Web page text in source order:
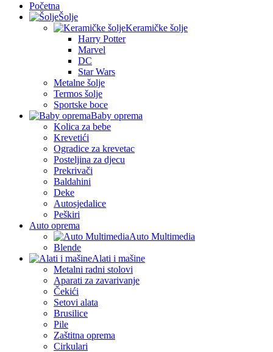
Početna
Šolje
Keramičke šolje
Harry Potter
Marvel
DC
Star Wars
Metalne šolje
Termos šolje
Sportske boce
Baby oprema
Kolica za bebe
Krevetići
Ogradice za krevetac
Posteljina za djecu
Prekrivači
Baldahini
Deke
Autosjedalice
Peškiri
Auto oprema
Auto Multimedia
Blende
Alati i mašine
Metalni radni stolovi
Aparati za zavarivanje
Čekići
Setovi alata
Brusilice
Pile
Zaštitna oprema
Cirkulari